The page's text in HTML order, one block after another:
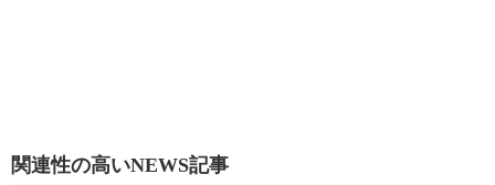
関連性の高いNEWS記事